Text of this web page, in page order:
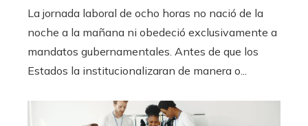
La jornada laboral de ocho horas no nació de la
noche a la mañana ni obedeció exclusivamente a
mandatos gubernamentales. Antes de que los
Estados la institucionalizaran de manera o...